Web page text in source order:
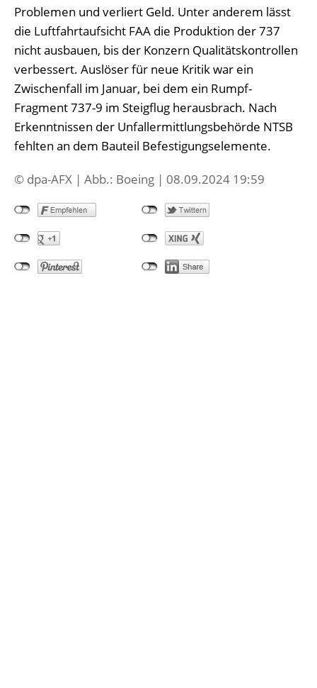
Problemen und verliert Geld. Unter anderem lässt
die Luftfahrtaufsicht FAA die Produktion der 737
nicht ausbauen, bis der Konzern Qualitätskontrollen
verbessert. Auslöser für neue Kritik war ein
Zwischenfall im Januar, bei dem ein Rumpf-
Fragment 737-9 im Steigflug herausbrach. Nach
Erkenntnissen der Unfallermittlungsbehörde NTSB
fehlten an dem Bauteil Befestigungselemente.
© dpa-AFX | Abb.: Boeing | 08.09.2024 19:59